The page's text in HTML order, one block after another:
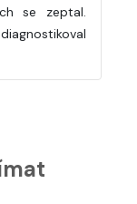
se zeptal.